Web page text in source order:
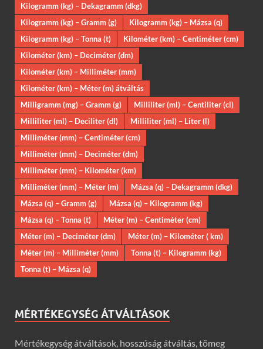
Kilogramm (kg) – Dekagramm (dkg)
Kilogramm (kg) – Gramm (g)
Kilogramm (kg) – Mázsa (q)
Kilogramm (kg) – Tonna (t)
Kilométer (km) – Centiméter (cm)
Kilométer (km) – Deciméter (dm)
Kilométer (km) – Milliméter (mm)
Kilométer (km) – Méter (m) átváltás
Milligramm (mg) – Gramm (g)
Milliliter (ml) – Centiliter (cl)
Milliliter (ml) – Deciliter (dl)
Milliliter (ml) – Liter (l)
Milliméter (mm) – Centiméter (cm)
Milliméter (mm) – Deciméter (dm)
Milliméter (mm) – Kilométer (km)
Milliméter (mm) – Méter (m)
Mázsa (q) – Dekagramm (dkg)
Mázsa (q) – Gramm (g)
Mázsa (q) – Kilogramm (kg)
Mázsa (q) – Tonna (t)
Méter (m) – Centiméter (cm)
Méter (m) – Deciméter (dm)
Méter (m) – Kilométer ( km)
Méter (m) – Milliméter (mm)
Tonna (t) – Kilogramm (kg)
Tonna (t) – Mázsa (q)
MÉRTÉKEGYSÉG ÁTVÁLTÁSOK
Mértékegység átváltások, hosszúság átváltás, tömeg